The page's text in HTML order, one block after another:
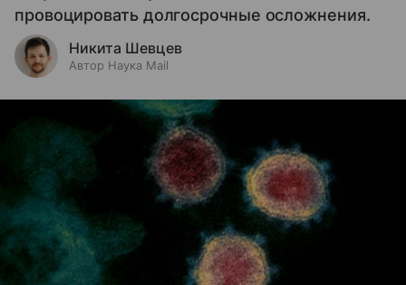
провоцировать долгосрочные осложнения.
Никита Шевцев
Автор Наука Mail